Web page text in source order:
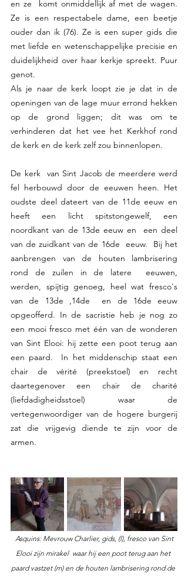
en ze  komt onmiddellijk af met de wagen.
Ze is een respectabele dame, een beetje
ouder dan ik (76). Ze is een super gids die
met liefde en wetenschappelijke precisie en
duidelijkheid over haar kerkje spreekt. Puur
genot.
Als je naar de kerk loopt zie je dat in de
openingen van de lage muur errond hekken
op de grond liggen; dit was om te
verhinderen dat het vee het Kerkhof rond
de kerk en de kerk zelf zou binnenlopen.
De kerk  van Sint Jacob de meerdere werd
fel herbouwd door de eeuwen heen. Het
oudste deel dateert van de 11de eeuw en
heeft een licht spitstongewelf, een
noordkant van de 13de eeuw en  een deel
van de zuidkant van de 16de  eeuw.  Bij het
aanbrengen van de houten lambrisering
rond de zuilen in de latere  eeuwen,
werden, spijtig genoeg, heel wat fresco's
van de 13de ,14de  en de 16de eeuw
opgeofferd. In de sacristie heb je nog zo
een mooi fresco met één van de wonderen
van Sint Elooi: hij zette een poot terug aan
een paard.  In het middenschip staat een
chair de vérité (preekstoel) en recht
daartegenover een chair de charité
(liefdadigheidsstoel) waar de
vertegenwoordiger van de hogere burgerij
zat die vrijgevig diende te zijn voor de
armen.
Asquins: Mevrouw Charlier, gids, (l), fresco van Sint
Elooi zijn mirakel  waar hij een poot terug aan het
paard vastzet (m) en de houten lambrisering rond de